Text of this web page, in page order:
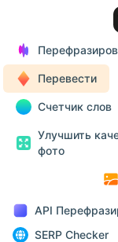
Перевести
Счетчик слов
Улучшить
фото
API
SERP Checker